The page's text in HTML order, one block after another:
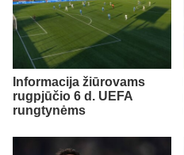
Informacija žiūrovams
rugpjūčio 6 d. UEFA
rungtynėms